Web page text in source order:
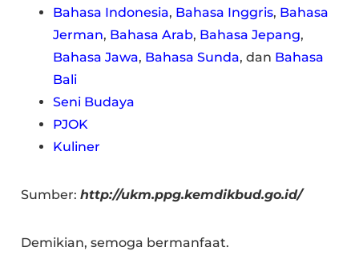
Bahasa Indonesia, Bahasa Inggris, Bahasa
Jerman, Bahasa Arab, Bahasa Jepang,
Bahasa Jawa, Bahasa Sunda, dan Bahasa
Bali
Seni Budaya
PJOK
Kuliner
Sumber:http://ukm.ppg.kemdikbud.go.id/
Demikian, semoga bermanfaat.